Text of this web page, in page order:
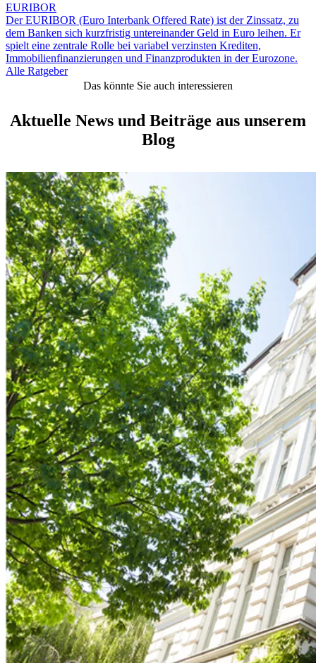
EURIBOR
Der EURIBOR (Euro Interbank Offered Rate) ist der Zinssatz, zu
dem Banken sich kurzfristig untereinander Geld in Euro leihen. Er
spielt eine zentrale Rolle bei variabel verzinsten Krediten,
Immobilienfinanzierungen und Finanzprodukten in der Eurozone.
Alle Ratgeber
Das könnte Sie auch interessieren
Aktuelle News und Beiträge aus unserem
Blog